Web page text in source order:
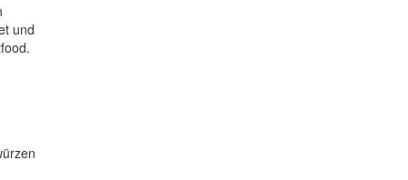
und